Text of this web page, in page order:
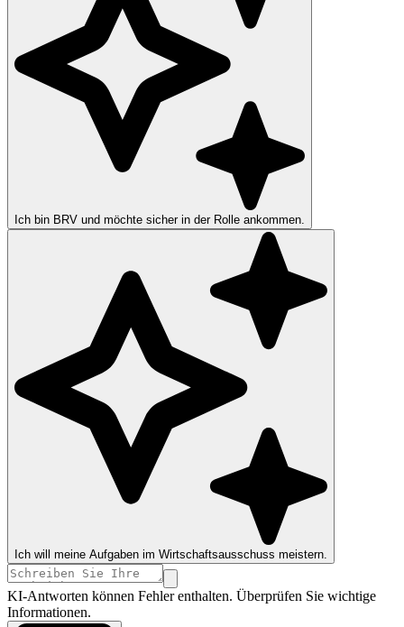
Ich bin BRV und möchte sicher in der Rolle ankommen.
Ich will meine Aufgaben im Wirtschaftsausschuss meistern.
KI-Antworten können Fehler enthalten. Überprüfen Sie wichtige
Informationen.